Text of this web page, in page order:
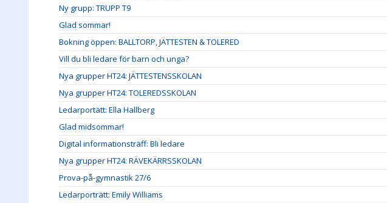
Ny grupp: TRUPP T9
Glad sommar!
Bokning öppen: BALLTORP, JÄTTESTEN & TOLERED
Vill du bli ledare för barn och unga?
Nya grupper HT24: JÄTTESTENSSKOLAN
Nya grupper HT24: TOLEREDSSKOLAN
Ledarportätt: Ella Hallberg
Glad midsommar!
Digital informationsträff: Bli ledare
Nya grupper HT24: RÄVEKÄRRSSKOLAN
Prova-på-gymnastik 27/6
Ledarporträtt: Emily Williams